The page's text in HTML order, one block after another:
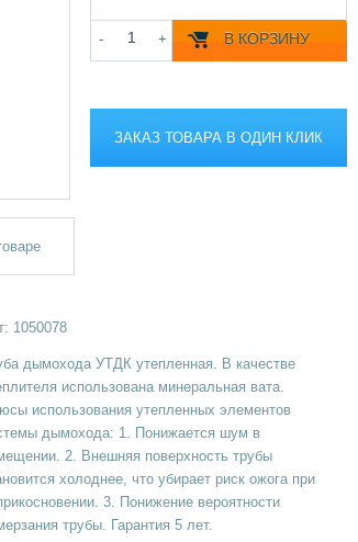
- + В КОРЗИНУ
ЗАКАЗ ТОВАРА В ОДИН КЛИК
1050078
дымохода УТДК утепленная. В качестве
использована минеральная вата.
использования утепленных элементов
дымохода: 1. Понижается шум в
2. Внешняя поверхность трубы
холоднее, что убирает риск ожога при
3. Понижение вероятности
трубы. Гарантия 5 лет.